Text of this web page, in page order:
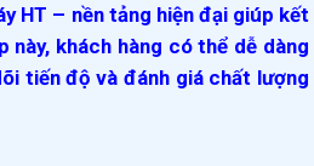
HT – nền tảng hiện đại giúp kết
này, khách hàng có thể dễ dàng
tiến độ và đánh giá chất lượng